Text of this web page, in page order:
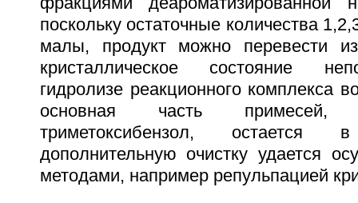
поскольку остаточные количества
малы, продукт можно перевести
кристаллическое состояние
гидролизе реакционного комплекса
основная часть
триметоксибензол,
дополнительную очистку удается
методами, например репульпацией